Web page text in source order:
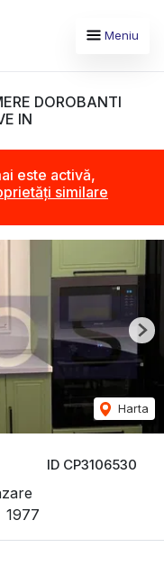
Meniu
DOROBANTI
IN
este activă,
similare
ID CP3106530
1977
Harta